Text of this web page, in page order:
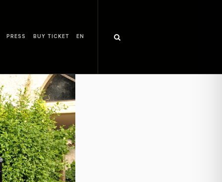
PRESS BUY TICKET EN